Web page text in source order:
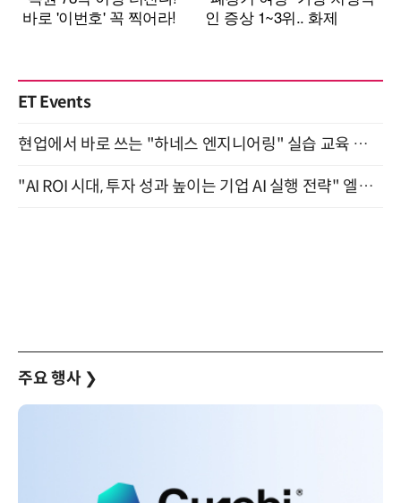
ET Events
현업에서 바로 쓰는 "하네스 엔지니어링" 실습 교육 워크숍 8월 20일 개최
"AI ROI 시대, 투자 성과 높이는 기업 AI 실행 전략" 엘타워 6층 (9월 18일)
주요 행사 ❯